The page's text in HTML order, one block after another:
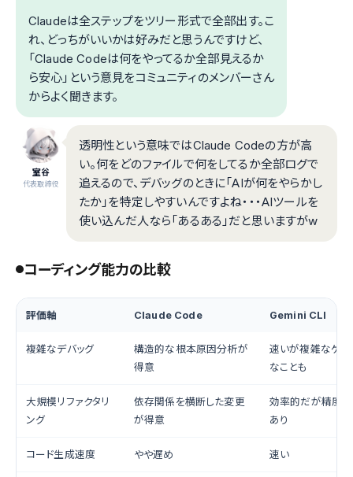
Claudeは全ステップをツリー形式で全部出す。こ
れ、どっちがいいかは好みだと思うんですけど、
「Claude Codeは何をやってるか全部見えるか
ら安心」という意見をコミュニティのメンバーさん
からよく聞きます。
室谷
代表取締役
透明性という意味ではClaude Codeの方が高
い。何をどのファイルで何をしてるか全部ログで
追えるので、デバッグのときに「AIが何をやらかし
たか」を特定しやすいんですよね・・・AIツールを
使い込んだ人なら「あるある」だと思いますがw
コーディング能力の比較
評価軸 Claude Code Gemini CLI
複雑なデバッグ
構造的な根本原因分析が
得意
速いが複雑なケー
なことも
大規模リファクタリ
ング
依存関係を横断した変更
が得意
効率的だが精度
あり
コード生成速度 やや遅め 速い